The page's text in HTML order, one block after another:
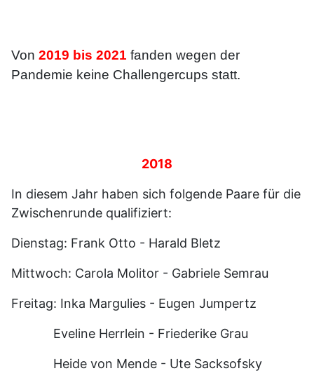
Von 2019 bis 2021 fanden wegen der
Pandemie keine Challengercups statt.
2018
In diesem Jahr haben sich folgende Paare für die
Zwischenrunde qualifiziert:
Dienstag: Frank Otto - Harald Bletz
Mittwoch: Carola Molitor - Gabriele Semrau
Freitag: Inka Margulies - Eugen Jumpertz
Eveline Herrlein - Friederike Grau
Heide von Mende - Ute Sacksofsky